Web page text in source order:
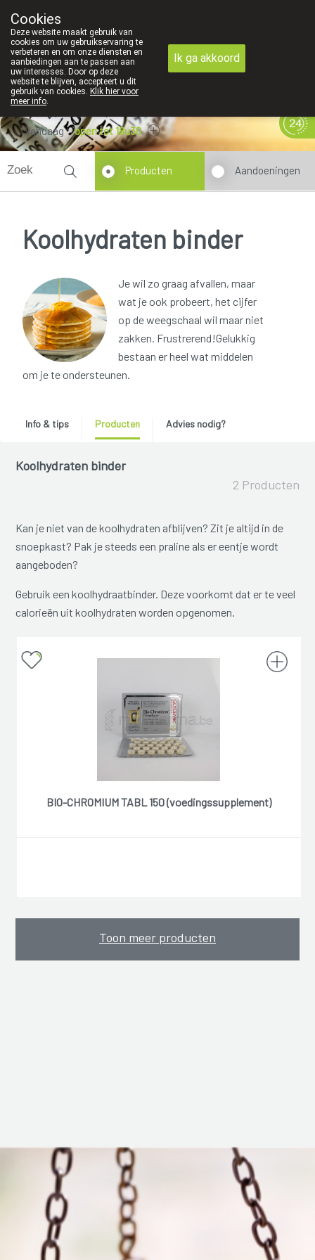
Vandaag open tot 18u30
Producten Aandoeningen
Koolhydraten binder
Je wil zo graag afvallen, maar
wat je ook probeert, het cijfer
op de weegschaal wil maar niet
zakken. Frustrerend!Gelukkig
bestaan er heel wat middelen
om je te ondersteunen.
Info & tips Producten Advies nodig?
Koolhydraten binder
2 Producten
Kan je niet van de koolhydraten afblijven? Zit je altijd in de
snoepkast? Pak je steeds een praline als er eentje wordt
aangeboden?
Gebruik een koolhydraatbinder. Deze voorkomt dat er te veel
calorieën uit koolhydraten worden opgenomen.
BIO-CHROMIUM TABL 150 (voedingssupplement)
Toon meer producten
Cookies
Deze website maakt gebruik van
cookies om uw gebruikservaring te
verbeteren en om onze diensten en
aanbiedingen aan te passen aan
uw interesses. Door op deze
website te blijven, accepteert u dit
gebruik van cookies. Klik hier voor
meer info.
Ik ga akkoord